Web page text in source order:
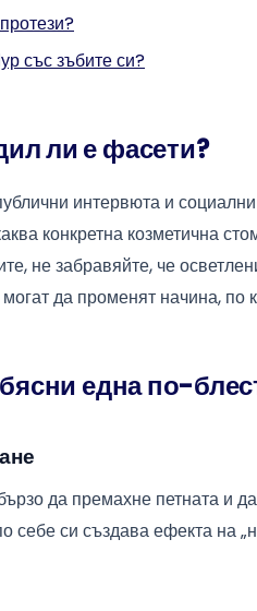
със зъбите си?
ли е фасети?
интервюта и
конкретна козметична
не забравяйте, че
да променят начина, по
една по-
да премахне петната и
себе си създава ефекта на